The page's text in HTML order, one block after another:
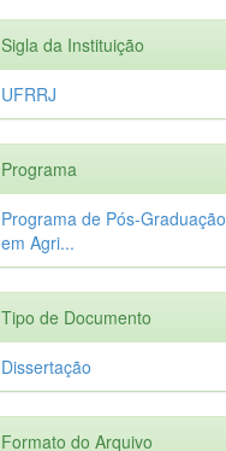
Sigla da Instituição
UFRRJ
Programa
Programa de Pós-Graduação
em Agri...
Tipo de Documento
Dissertação
Formato do Arquivo